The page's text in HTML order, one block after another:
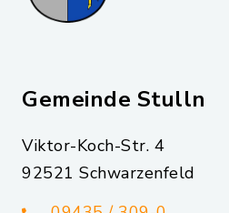
Gemeinde Stulln
Viktor-Koch-Str. 4
92521 Schwarzenfeld